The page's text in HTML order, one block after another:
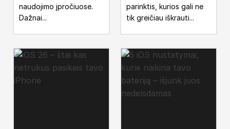
naudojimo įpročiuose.
Dažnai...
parinktis, kurios gali ne
tik greičiau iškrauti...